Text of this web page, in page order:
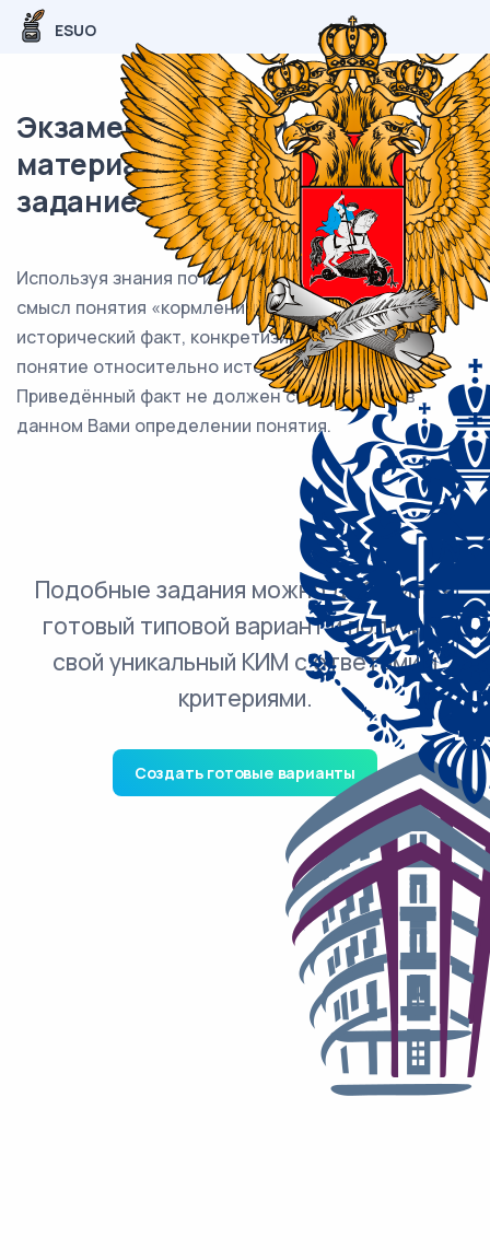
ESUO
Экзаменационный (типовой)
материал ЕГЭ / История / 19
задание (24) / 56
Используя знания по истории России, раскройте
смысл понятия «кормление». Приведите один
исторический факт, конкретизирующий данное
понятие относительно истории России.
Приведённый факт не должен содержаться в
данном Вами определении понятия.
Подобные задания можно добавить в
готовый типовой вариант и получить
свой уникальный КИМ с ответами и
критериями.
Создать готовые варианты